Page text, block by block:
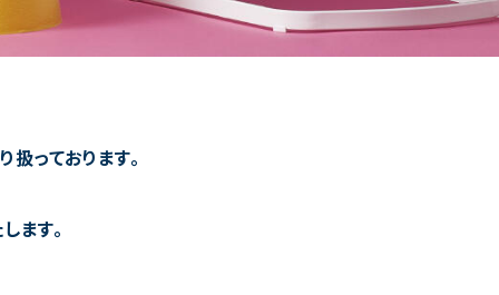
っております。
ます。